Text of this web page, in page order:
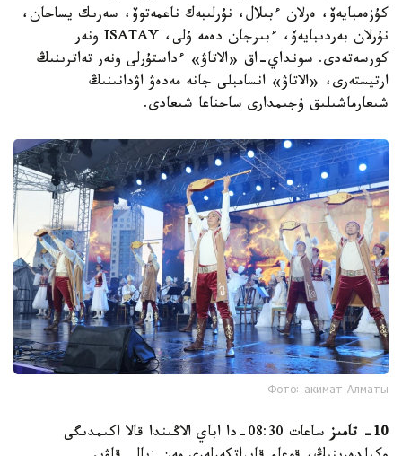
كۇزەمبايەۆ، ەرلان ءبىلال، نۇرلىبەك ناعمەتوۆ، سەرىك يساحان،
نۇرلان بەردىبايەۆ، ءبىرجان دەمە ۇلى، ISATAY ونەر
كورسەتەدى. سونداي-اق «الاتاۋ» ءداستۇرلى ونەر تەاترىنىڭ
ارتيستەرى، «الاتاۋ» انسامبلى جانە مەدەۋ اۋدانىنىڭ
شىعارماشىلىق ۇجىمدارى ساحناعا شىعادى.
Фото: акимат Алматы
10- تامىز
ساعات 08:30-دا اباي الاڭىندا قالا اكىمدىگى